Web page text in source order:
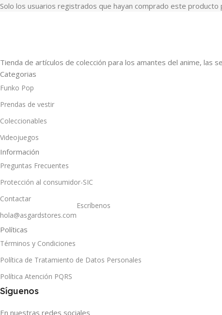
Solo los usuarios registrados que hayan comprado este producto
Tienda de artículos de colección para los amantes del anime, las
Categorias
Funko Pop
Prendas de vestir
Coleccionables
Videojuegos
Información
Preguntas Frecuentes
Protección al consumidor-SIC
Contactar
hola@asgardstores.com
Escríbenos
Políticas
Términos y Condiciones
Política de Tratamiento de Datos Personales
Política Atención PQRS
Síguenos
En nuestras redes sociales